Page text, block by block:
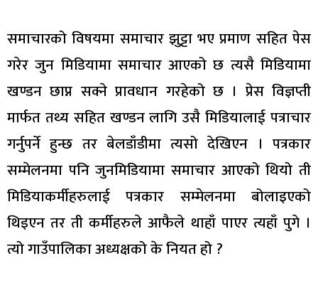
समाचारको विषयमा समाचार झुट्टा भए प्रमाण सहित पेस
गरेर जुन मिडियामा समाचार आएको छ त्यसै मिडियामा
खण्डन छाप्न सक्ने प्रावधान गरहेको छ । प्रेस विज्ञप्ती
मार्फत तथ्य सहित खण्डन लागि उसै मिडियालाई पत्राचार
गर्नुपर्ने हुन्छ तर बेलडाँडीमा त्यसो देखिएन । पत्रकार
सम्मेलनमा पनि जुनमिडियामा समाचार आएको थियो ती
मिडियाकर्मीहरुलाई पत्रकार सम्मेलनमा बोलाइएको
थिइएन तर ती कर्मीहरुले आफैले थाहाँ पाएर त्यहाँ पुगे ।
त्यो गाउँपालिका अध्यक्षको के नियत हो ?